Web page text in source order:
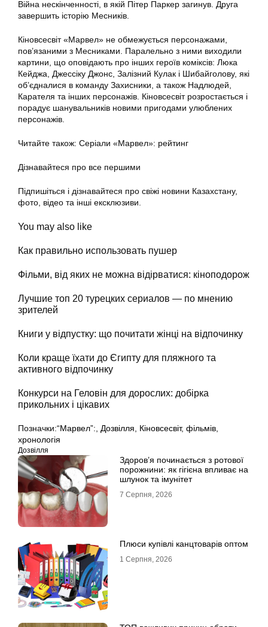
Війна нескінченності, в якій Пітер Паркер загинув. Друга
завершить історію Месників.
Кіновсесвіт «Марвел» не обмежується персонажами,
пов’язаними з Месниками. Паралельно з ними виходили
картини, що оповідають про інших героїв коміксів: Люка
Кейджа, Джессіку Джонс, Залізний Кулак і Шибайголову, які
об’єдналися в команду Захисники, а також Надлюдей,
Карателя та інших персонажів. Кіновсесвіт розростається і
порадує шанувальників новими пригодами улюблених
персонажів.
Читайте також: Серіали «Марвел»: рейтинг
Дізнавайтеся про все першими
Підпишіться і дізнавайтеся про свіжі новини Казахстану,
фото, відео та інші ексклюзиви.
You may also like
Как правильно использовать пушер
Фільми, від яких не можна відірватися: кіноподорож
Лучшие топ 20 турецких сериалов — по мнению
зрителей
Книги у відпустку: що почитати жінці на відпочинку
Коли краще їхати до Єгипту для пляжного та
активного відпочинку
Конкурси на Геловін для дорослих: добірка
прикольних і цікавих
Позначки:“Марвел”: Дозвілля Кіновсесвіт, фільмів
хронологія
Дозвілля
Здоров’я починається з ротової
порожнини: як гігієна впливає на
шлунок та імунітет
7 Серпня, 2026
Плюси купівлі канцтоварів оптом
1 Серпня, 2026